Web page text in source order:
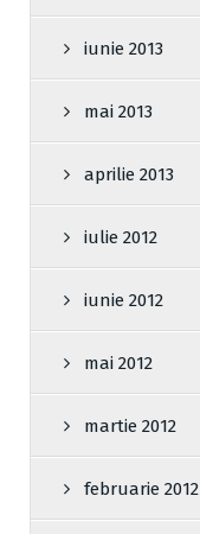
iunie 2013
mai 2013
aprilie 2013
iulie 2012
iunie 2012
mai 2012
martie 2012
februarie 2012